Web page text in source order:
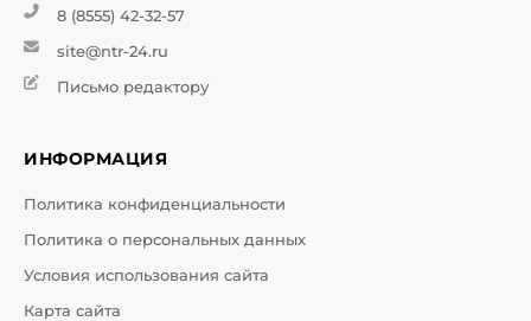
8 (8555) 42-32-57
site@ntr-24.ru
Письмо редактору
ИНФОРМАЦИЯ
Политика конфиденциальности
Политика о персональных данных
Условия использования сайта
Карта сайта